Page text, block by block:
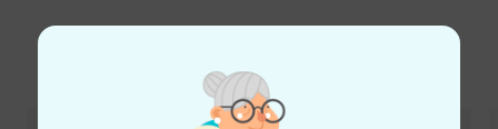
Porównaj opcje